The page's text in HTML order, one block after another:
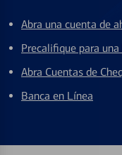
Abra una cuenta de
Precalifique para
Abra Cuentas de
Banca en Línea